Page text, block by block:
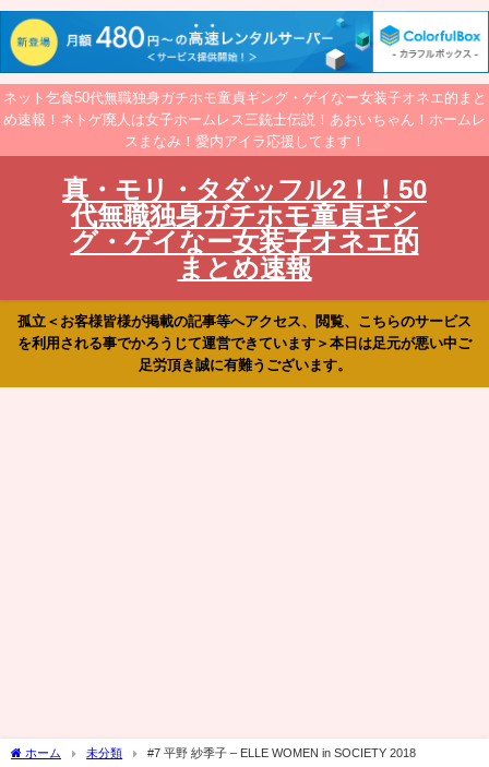
ネット乞食50代無職独身ガチホモ童貞ギング・ゲイなー女装子オネエ的まと
め速報！ネトゲ廃人は女子ホームレス三銃士伝説！あおいちゃん！ホームレ
スまなみ！愛内アイラ応援してます！
真・モリ・タダッフル2！！50
代無職独身ガチホモ童貞ギン
グ・ゲイなー女装子オネエ的
まとめ速報
孤立＜お客様皆様が掲載の記事等へアクセス、閲覧、こちらのサービス
を利用される事でかろうじて運営できています＞本日は足元が悪い中ご
足労頂き誠に有難うございます。
ホーム 未分類 #7 平野 紗季子 – ELLE WOMEN in SOCIETY 2018